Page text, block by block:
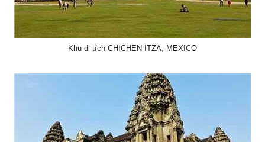
Khu di tích CHICHEN ITZA, MEXICO